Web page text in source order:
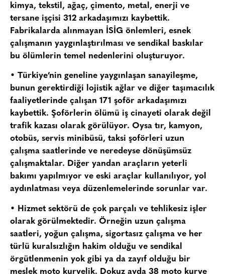
kimya, tekstil, ağaç, çimento, metal, enerji ve
tersane işçisi 312 arkadaşımızı kaybettik.
Fabrikalarda alınmayan İSİG önlemleri, esnek
çalışmanın yaygınlaştırılması ve sendikal baskılar
bu ölümlerin temel nedenlerini oluşturuyor.
• Türkiye’nin geneline yaygınlaşan sanayileşme,
bunun gerektirdiği lojistik ağlar ve diğer taşımacılık
faaliyetlerinde çalışan 171 şoför arkadaşımızı
kaybettik. Şoförlerin ölümü iş cinayeti olarak değil
trafik kazası olarak görülüyor. Oysa tır, kamyon,
otobüs, servis minibüsü, taksi şoförleri uzun
çalışma saatlerinde ve neredeyse dönüşümsüz
çalışmaktalar. Diğer yandan araçların yeterli
bakımı yapılmıyor ve eski araçlar kullanılıyor, yol
aydınlatması veya düzenlemelerinde sorunlar var.
• Hizmet sektörü de çok parçalı ve tehlikesiz işler
olarak görülmektedir. Örneğin uzun çalışma
saatleri, yoğun çalışma, sigortasız çalışma ve her
türlü kuralsızlığın hakim olduğu ve sendikal
örgütlenmenin yok gibi ya da zayıf olduğu bir
meslek moto kuryelik. Dokuz ayda 38 moto kurye